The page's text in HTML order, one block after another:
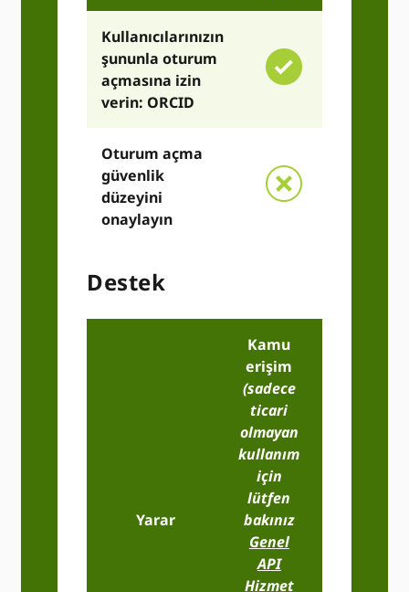
Kullanıcılarınızın
şununla oturum
açmasına izin
verin: ORCID
Oturum açma
güvenlik
düzeyini
onaylayın
Destek
Yarar
Kamu
erişim
(sadece
ticari
olmayan
kullanım
için
lütfen
bakınız
Genel
API
Hizmet